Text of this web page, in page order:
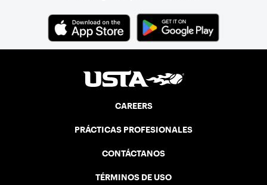
CAREERS
PRÁCTICAS PROFESIONALES
CONTÁCTANOS
TÉRMINOS DE USO